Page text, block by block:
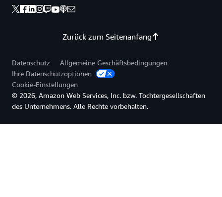
Zurück zum Seitenanfang
Datenschutz
Allgemeine Geschäftsbedingungen
Ihre Datenschutzoptionen
Cookie-Einstellungen
© 2026, Amazon Web Services, Inc. bzw. Tochtergesellschaften
des Unternehmens. Alle Rechte vorbehalten.